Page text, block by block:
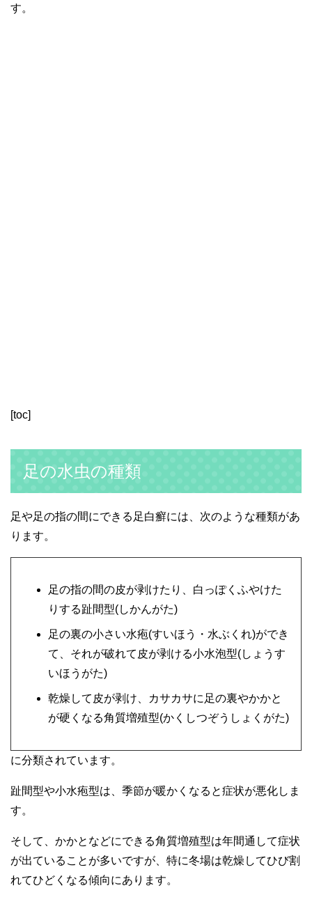
す。
[toc]
足の水虫の種類
足や足の指の間にできる足白癬には、次のような種類があ
ります。
足の指の間の皮が剥けたり、白っぽくふやけた
りする趾間型(しかんがた)
足の裏の小さい水疱(すいほう・水ぶくれ)ができ
て、それが破れて皮が剥ける小水泡型(しょうす
いほうがた)
乾燥して皮が剥け、カサカサに足の裏やかかと
が硬くなる角質増殖型(かくしつぞうしょくがた)
に分類されています。
趾間型や小水疱型は、季節が暖かくなると症状が悪化しま
す。
そして、かかとなどにできる角質増殖型は年間通して症状
が出ていることが多いですが、特に冬場は乾燥してひび割
れてひどくなる傾向にあります。